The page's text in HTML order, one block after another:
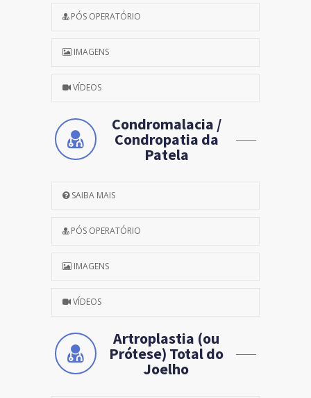
PÓS OPERATÓRIO
IMAGENS
VÍDEOS
Condromalacia /
Condropatia da
Patela
SAIBA MAIS
PÓS OPERATÓRIO
IMAGENS
VÍDEOS
Artroplastia (ou
Prótese) Total do
Joelho